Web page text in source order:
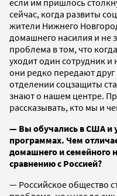
сейчас, когда развиты
жители Нижнего
домашнего насилия и не
проблема в том, что
уходит один сотрудник и
они редко передают
отделении соцзащиты
знают о нашем центре.
рассказывать, кто мы и
— Вы обучались в США и
программах. Чем
домашнего и семейного
сравнению с Россией?
— Российское общество